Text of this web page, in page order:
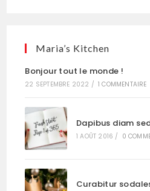
Maria’s Kitchen
Bonjour tout le monde !
22 SEPTEMBRE 2022 / 1 COMMENTAIRE
Dapibus diam
1 AOÛT 2016 / 0
Curabitur